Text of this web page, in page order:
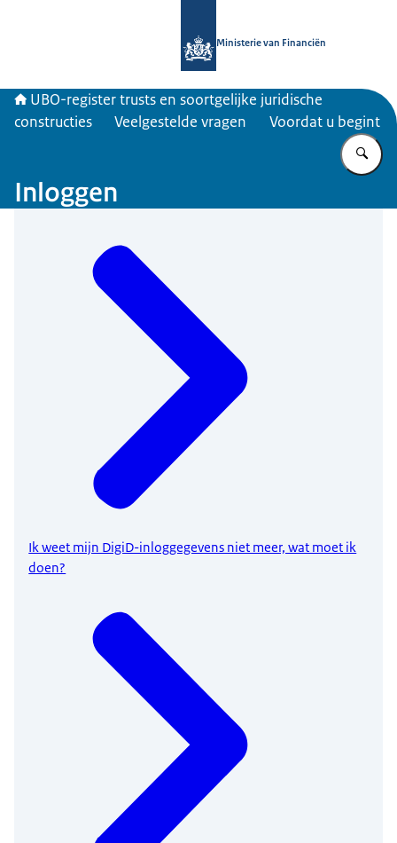
Ministerie van Financiën
UBO-register trusts en soortgelijke juridische
constructies
Veelgestelde vragen Voordat u begint
Inloggen
Ik weet mijn DigiD-inloggegevens niet meer, wat moet ik
doen?